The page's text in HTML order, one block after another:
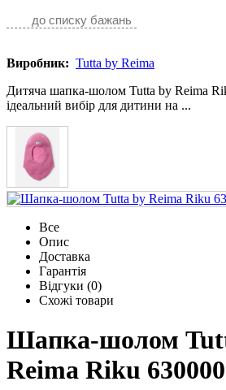
до списку бажань
Виробник: Tutta by Reima
Дитяча шапка-шолом Tutta by Reima
ідеальний вибір для дитини на ...
Все
Опис
Доставка
Гарантія
Відгуки (0)
Схожі товари
Шапка-шолом
Reima Riku